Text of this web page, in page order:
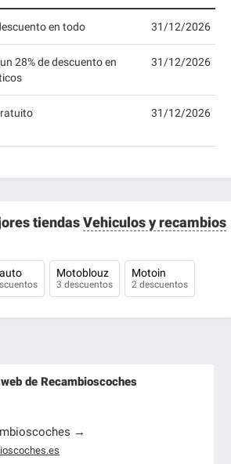
en todo 31/12/2026
28% de descuento en
31/12/2026
31/12/2026
tiendasVehiculos y recambios
Motoblouz
3 descuentos
Motoin
2 descuentos
de Recambioscoches
→